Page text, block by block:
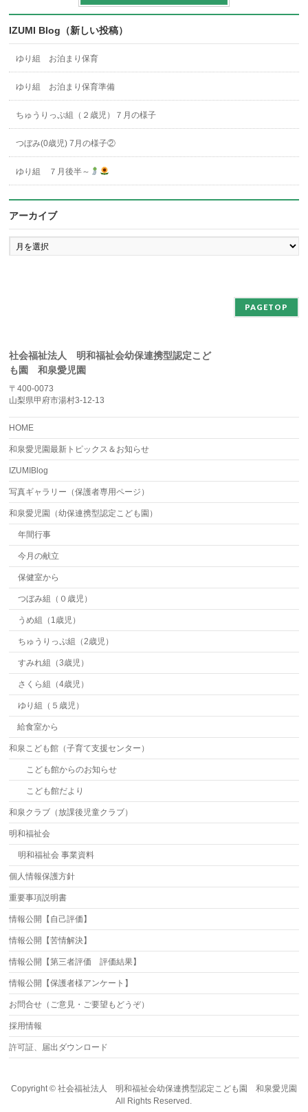
IZUMI Blog（新しい投稿）
ゆり組 お泊まり保育
ゆり組 お泊まり保育準備
ちゅうりっぷ組（２歳児）７月の様子
つぼみ(0歳児) 7月の様子②
ゆり組 ７月後半～
アーカイブ
ア
ー
PAGETOP
社会福祉法人 明和福祉会幼保連携型認定こど
も園 和泉愛児園
〒400-0073
山梨県甲府市湯村3-12-13
HOME
和泉愛児園最新トピックス＆お知らせ
IZUMIBlog
写真ギャラリー（保護者専用ページ）
和泉愛児園（幼保連携型認定こども園）
年間行事
今月の献立
保健室から
つぼみ組（０歳児）
うめ組（1歳児）
ちゅうりっぷ組（2歳児）
すみれ組（3歳児）
さくら組（4歳児）
ゆり組（５歳児）
給食室から
和泉こども館（子育て支援センター）
こども館からのお知らせ
こども館だより
和泉クラブ（放課後児童クラブ）
明和福祉会
明和福祉会 事業資料
個人情報保護方針
重要事項説明書
情報公開【自己評価】
情報公開【苦情解決】
情報公開【第三者評価 評価結果】
情報公開【保護者様アンケート】
お問合せ（ご意見・ご要望もどうぞ）
採用情報
許可証、届出ダウンロード
Copyright © 社会福祉法人 明和福祉会幼保連携型認定こども園 和泉愛児園
All Rights Reserved.